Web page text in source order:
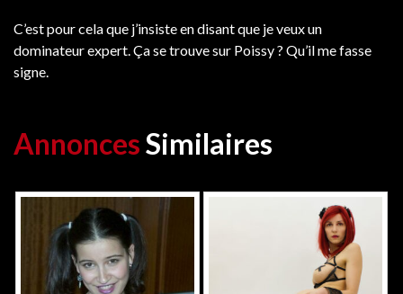
C’est pour cela que j’insiste en disant que je veux un
dominateur expert. Ça se trouve sur Poissy ? Qu’il me fasse
signe.
AnnoncesSimilaires